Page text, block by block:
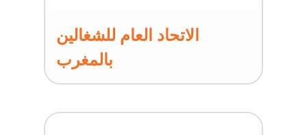
الاتحاد العام للشغالين
بالمغرب